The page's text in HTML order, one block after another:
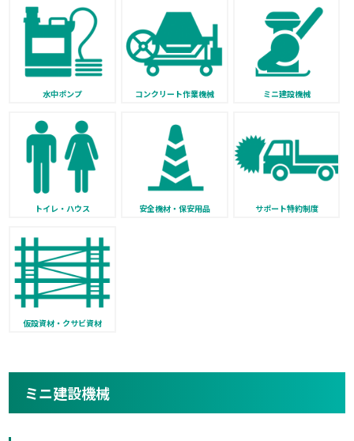
水中ポンプ コンクリート作業機械 ミニ建設機械
トイレ・ハウス 安全機材・保安用品 サポート特約制度
仮設資材・クサビ資材
ミニ建設機械